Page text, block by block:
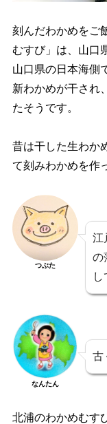
刻んだわかめをご
むすび」は、山口
山口県の日本海側
新わかめが干され
たそうです。
昔は干した生わか
て刻みわかめを作
つぶた
江
の
なんたん
古
北浦のわかめむす